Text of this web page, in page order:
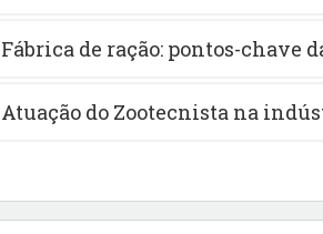
Fábrica de ração: pontos-chave
Atuação do Zootecnista na